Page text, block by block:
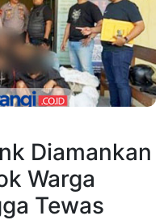
Diamankan
Warga
Tewas